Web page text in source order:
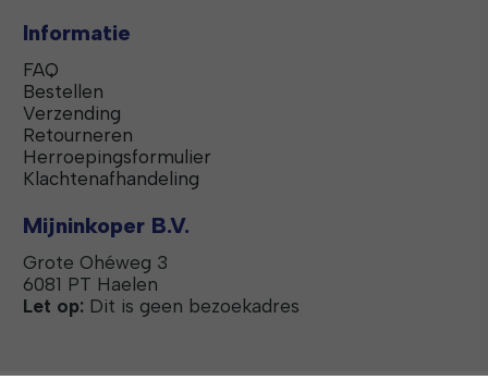
Informatie
FAQ
Bestellen
Verzending
Retourneren
Herroepingsformulier
Klachtenafhandeling
Mijninkoper B.V.
Grote Ohéweg 3
6081 PT Haelen
Let op: Dit is geen bezoekadres